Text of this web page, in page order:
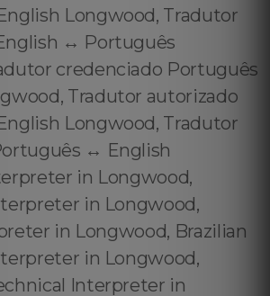
Longwood, Tradutor
↔️ Português
credenciado Português
Tradutor autorizado
Longwood, Tradutor
↔️ English
in Longwood,
in Longwood,
in Longwood, Brazilian
in Longwood,
Interpreter in